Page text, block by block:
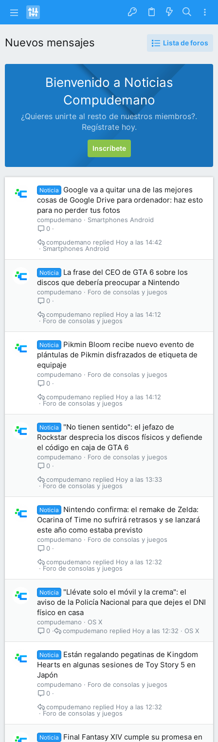
Nuevos mensajes Lista de foros
Bienvenido a Noticias
Compudemano
¿Quieres unirte al resto de nuestros miembros?.
Regístrate hoy.
Inscríbete
Noticia
Google va a quitar una de las mejores
cosas de Google Drive para ordenador: haz esto
para no perder tus fotos
compudemano
Smartphones Android
0
Smartphones Android
Hoy a las 14:42
compudemano
Noticia
La frase del CEO de GTA 6 sobre los
discos que debería preocupar a Nintendo
compudemano
Foro de consolas y juegos
0
Foro de consolas y juegos
Hoy a las 14:12
compudemano
Noticia
Pikmin Bloom recibe nuevo evento de
plántulas de Pikmin disfrazados de etiqueta de
equipaje
compudemano
Foro de consolas y juegos
0
Foro de consolas y juegos
Hoy a las 14:12
compudemano
Noticia
"No tienen sentido": el jefazo de
Rockstar desprecia los discos físicos y defiende
el código en caja de GTA 6
compudemano
Foro de consolas y juegos
0
Foro de consolas y juegos
Hoy a las 13:33
compudemano
Noticia
Nintendo confirma: el remake de Zelda:
Ocarina of Time no sufrirá retrasos y se lanzará
este año como estaba previsto
compudemano
Foro de consolas y juegos
0
Foro de consolas y juegos
Hoy a las 12:32
compudemano
Noticia
"Llévate solo el móvil y la crema": el
aviso de la Policía Nacional para que dejes el DNI
físico en casa
compudemano
OS X
0
OS X
Hoy a las 12:32
compudemano
Noticia
Están regalando pegatinas de Kingdom
Hearts en algunas sesiones de Toy Story 5 en
Japón
compudemano
Foro de consolas y juegos
0
Foro de consolas y juegos
Hoy a las 12:32
compudemano
Noticia
Final Fantasy XIV cumple su promesa en